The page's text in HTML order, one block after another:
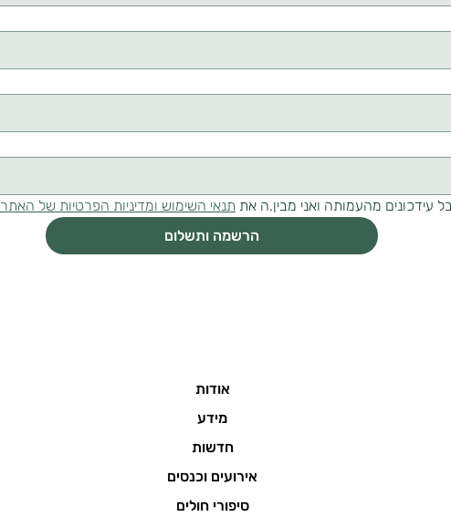
עידכונים מהעמותה ואני מבין.ה את תנאי השימוש ומדיניות הפרטיות של האתר
הרשמה ותשלום
אודות
מידע
חדשות
אירועים וכנסים
סיפורי חולים